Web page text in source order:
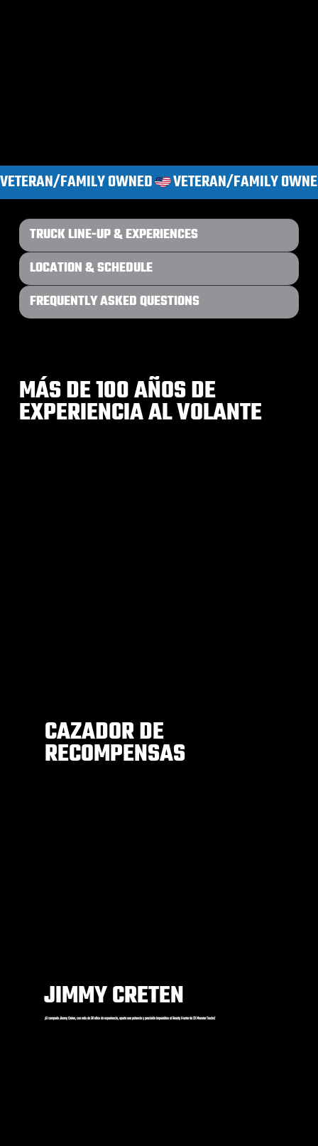
VETERAN/FAMILY OWNED
TRUCK LINE-UP & EXPERIENCES
LOCATION & SCHEDULE
FREQUENTLY ASKED QUESTIONS
MÁS DE 100 AÑOS DE
EXPERIENCIA AL VOLANTE
CAZADOR DE
RECOMPENSAS
JIMMY CRETEN
¡El campeón Jimmy Creten, con más de 30 años de experiencia, aporta una potencia y precisión imparables al Bounty Hunter de 2X Monster Trucks!